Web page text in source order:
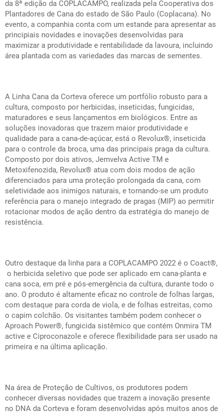
da 8ª edição da COPLACAMPO, realizada pela Cooperativa dos
Plantadores de Cana do estado de São Paulo (Coplacana). No
evento, a companhia conta com um estande para apresentar as
principiais novidades e inovações desenvolvidas para
maximizar a produtividade e rentabilidade da lavoura, incluindo
área plantada com as variedades das marcas de sementes.
A Linha Cana da Corteva oferece um portfólio robusto para a
cultura, composto por herbicidas, inseticidas, fungicidas,
maturadores e seus lançamentos em biológicos. Entre as
soluções inovadoras que trazem maior produtividade e
qualidade para a cana-de-açúcar, está o Revolux®, inseticida
para o controle da broca, uma das principais praga da cultura.
Composto por dois ativos, Jemvelva Active TM e
Metoxifenozida, Revolux® atua com dois modos de ação
diferenciados para uma proteção prolongada da cana, com
seletividade aos inimigos naturais, e tornando-se um produto
referência para o manejo integrado de pragas (MIP) ao permitir
rotacionar modos de ação dentro da estratégia do manejo de
resistência.
Outro destaque da linha para a COPLACAMPO 2022 é o Coact®️,
o herbicida seletivo que pode ser aplicado em cana-planta e
cana soca, em pré e pós-emergência da cultura, durante todo o
ano. O produto é altamente eficaz no controle de folhas largas,
com destaque para corda de viola, e de folhas estreitas, como
o capim colchão. Os visitantes também podem conhecer o
Aproach Power®️, fungicida sistêmico que contém Onmira TM
active e Ciproconazole e oferece flexibilidade para ser usado na
primeira e na última aplicação.
Na área de Proteção de Cultivos, os produtores podem
conhecer diversas novidades que trazem a inovação presente
no DNA da Corteva e foram desenvolvidas após muitos anos de